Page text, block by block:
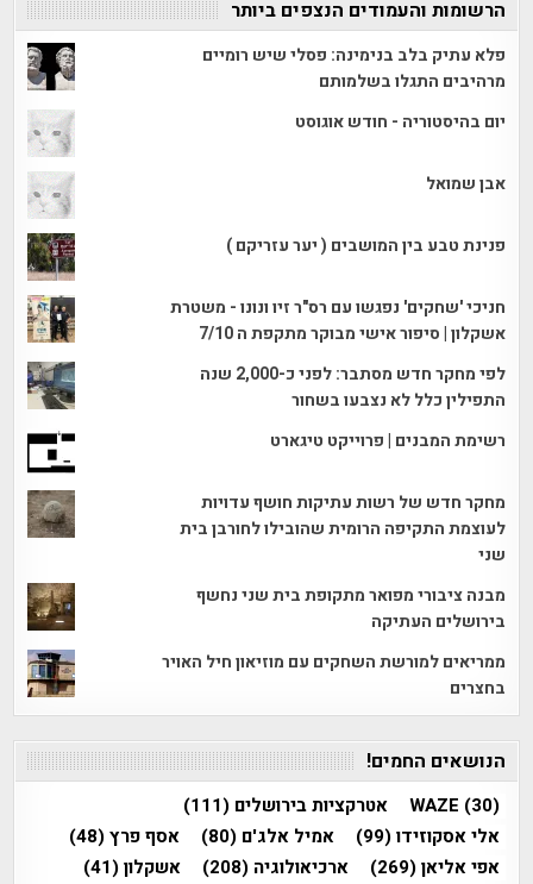
הרשומות והעמודים הנצפים ביותר
פלא עתיק בלב בנימינה: פסלי שיש רומיים
מרהיבים התגלו בשלמותם
יום בהיסטוריה - חודש אוגוסט
אבן שמואל
פנינת טבע בין המושבים ( יער עזריקם )
חניכי 'שחקים' נפגשו עם רס"ר זיו ונונו - משטרת
אשקלון | סיפור אישי מבוקר מתקפת ה 7/10
לפי מחקר חדש מסתבר: לפני כ-2,000 שנה
התפילין כלל לא נצבעו בשחור
רשימת המבנים | פרוייקט טיגארט
מחקר חדש של רשות עתיקות חושף עדויות
לעוצמת התקיפה הרומית שהובילו לחורבן בית
שני
מבנה ציבורי מפואר מתקופת בית שני נחשף
בירושלים העתיקה
ממריאים למורשת השחקים עם מוזיאון חיל האויר
בחצרים
הנושאים החמים!
WAZE (30) אטרקציות בירושלים (111)
אלי אסקוזידו(99) אמיל אלג'ם (80) אסף פרץ(48)
אפי אליאן(269) ארכיאולוגיה (208) אשקלון(41)